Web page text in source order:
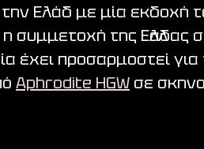
Ελάδ με μία εκδοχή
συμμετοχή της Ελλάδας
έχει προσαρμοστεί
Aphrodite HGW σε